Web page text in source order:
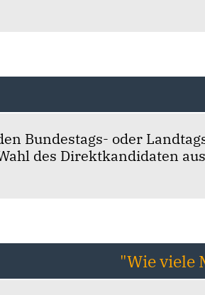
Bundestags- oder
des Direktkandidaten
"Wie viele